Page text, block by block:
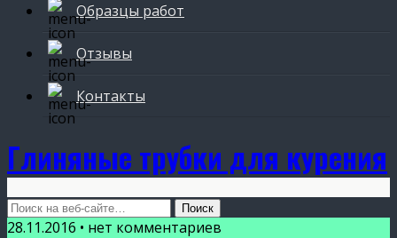
Образцы работ
Отзывы
Контакты
Глиняные трубки для курения
28.11.2016 • нет комментариев